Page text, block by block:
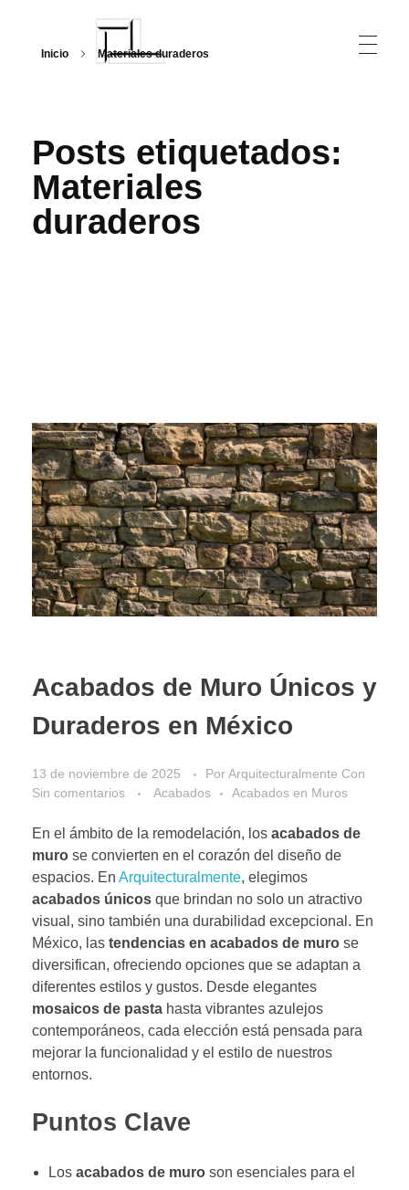
Inicio Materiales duraderos
Posts etiquetados:
Materiales
duraderos
Acabados de Muro Únicos y
Duraderos en México
13 de noviembre de 2025 PorArquitecturalmente Con
Sin comentarios
Acabados Acabados en Muros
En el ámbito de la remodelación, los acabados de
muro se convierten en el corazón del diseño de
espacios. En Arquitecturalmente, elegimos
acabados únicos que brindan no solo un atractivo
visual, sino también una durabilidad excepcional. En
México, las tendencias en acabados de muro se
diversifican, ofreciendo opciones que se adaptan a
diferentes estilos y gustos. Desde elegantes
mosaicos de pasta hasta vibrantes azulejos
contemporáneos, cada elección está pensada para
mejorar la funcionalidad y el estilo de nuestros
entornos.
Puntos Clave
Los acabados de muroson esenciales para el